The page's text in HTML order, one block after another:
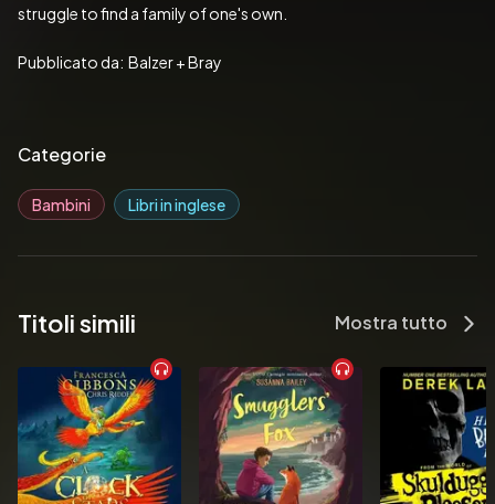
Pubblicato da:  Balzer + Bray
Categorie
Bambini Libri in inglese
Titoli simili Mostra tutto